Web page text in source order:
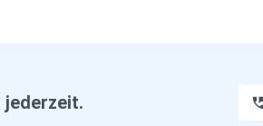
jederzeit.